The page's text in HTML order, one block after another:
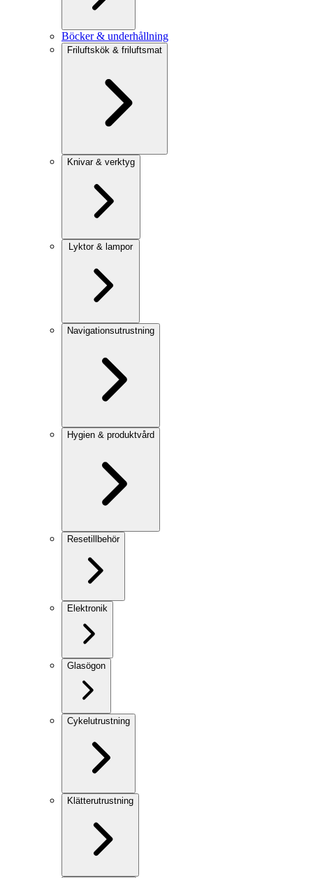
Böcker & underhållning
Friluftskök & friluftsmat
Knivar & verktyg
Lyktor & lampor
Navigationsutrustning
Hygien & produktvård
Resetillbehör
Elektronik
Glasögon
Cykelutrustning
Klätterutrustning